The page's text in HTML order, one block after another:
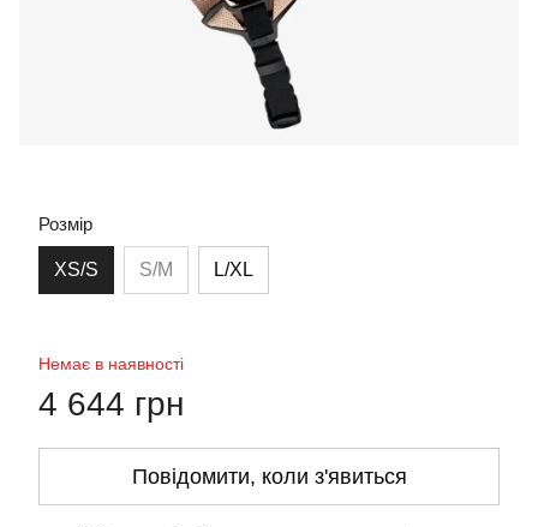
Розмір
XS/S S/M L/XL
Немає в наявності
4 644 грн
Повідомити, коли з'явиться